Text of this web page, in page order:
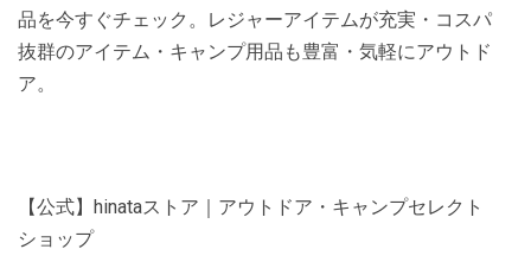
品を今すぐチェック。レジャーアイテムが充実・コスパ
抜群のアイテム・キャンプ用品も豊富・気軽にアウトド
ア。
【公式】hinataストア｜アウトドア・キャンプセレクト
ショップ